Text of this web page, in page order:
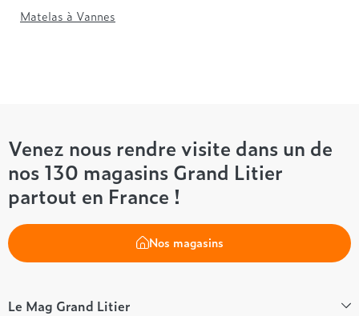
Matelas à Vannes
Venez nous rendre visite dans un de
nos 130 magasins Grand Litier
partout en France !
Nos magasins
Le Mag Grand Litier